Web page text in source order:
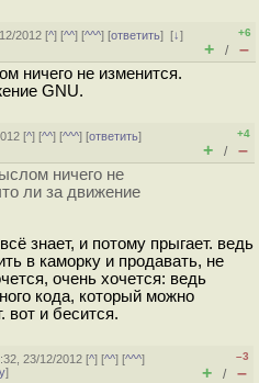
2012 [^] [^^] [^^^] [ответить][↓]
+6
+ / –
ничего не изменится.
GNU.
[^] [^^] [^^^] [ответить]
+4
+ / –
ничего не
ли за движение
знает, и потому прыгает. ведь
в каморку и продавать, не
очень хочется: ведь
кода, который можно
вот и бесится.
23/12/2012 [^] [^^] [^^^]
]
–3
+ / –